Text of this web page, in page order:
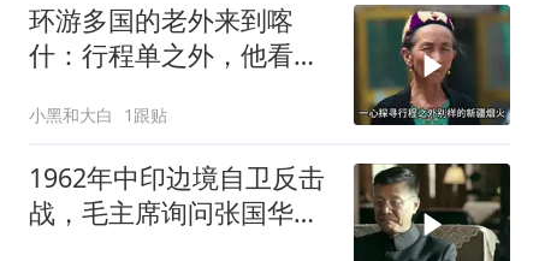
环游多国的老外来到喀
什：行程单之外，他看到
小黑和大白 1跟贴
1962年中印边境自卫反击
战，毛主席询问张国华能